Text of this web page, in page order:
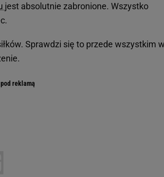
jest absolutnie zabronione. Wszystko
Sprawdzi się to przede wszystkim